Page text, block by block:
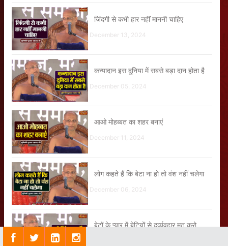
जिंदगी से कभी हार नहीं माननी चाहिए
December 13, 2024
कन्यादान इस दुनिया में सबसे बड़ा दान होता है
December 05, 2024
आओ मोहब्बत का शहर बनाएं
December 11, 2024
लोग कहते हैं कि बेटा ना हो तो वंश नहीं चलेगा
December 06, 2024
बेटों के प्यार में बेटियों से दुर्व्यवहार मत करो